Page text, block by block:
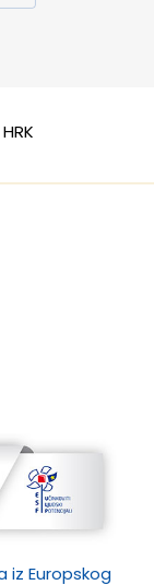
iz Europskog